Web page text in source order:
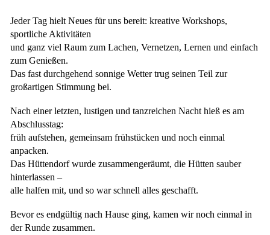
Jeder Tag hielt Neues für uns bereit: kreative Workshops,
sportliche Aktivitäten
und ganz viel Raum zum Lachen, Vernetzen, Lernen und einfach
zum Genießen.
Das fast durchgehend sonnige Wetter trug seinen Teil zur
großartigen Stimmung bei.
Nach einer letzten, lustigen und tanzreichen Nacht hieß es am
Abschlusstag:
früh aufstehen, gemeinsam frühstücken und noch einmal
anpacken.
Das Hüttendorf wurde zusammengeräumt, die Hütten sauber
hinterlassen –
alle halfen mit, und so war schnell alles geschafft.
Bevor es endgültig nach Hause ging, kamen wir noch einmal in
der Runde zusammen.